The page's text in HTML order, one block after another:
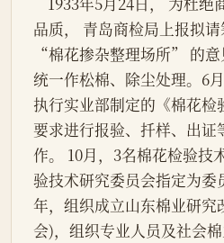
品质， 青岛商检局上报拟
“棉花掺杂整理场所” 的
统一作松棉、除尘处理。6
执行实业部制定的《棉花检
要求进行报验、扦样、出证
作。 10月，3名棉花检验技
验技术研究委员会指定为委
年，组织成立山东棉业研究
会)，组织专业人员及社会